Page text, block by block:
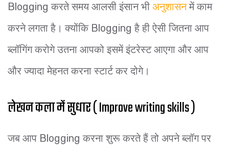
Blogging करते समय आलसी इंसान भी अनुशासनमें काम
करने लगता है। क्योंकि Blogging है ही ऐसी जितना आप
ब्लॉगिंग करोगे उतना आपको इसमें इंटरेस्ट आएगा और आप
और ज्यादा मेहनत करना स्टार्ट कर दोगे।
लेखन कला में सुधार ( Improve writing skills )
जब आप Blogging करना शुरू करते हैं तो अपने ब्लॉग पर